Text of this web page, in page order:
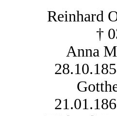
Reinhard
†
Anna